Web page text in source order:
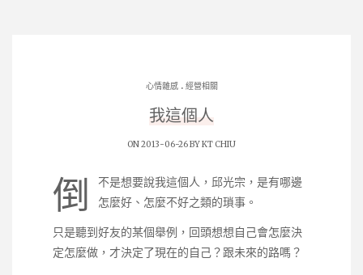
心情雜感. 經營相關
我這個人
ON 2013-06-26 BYKT CHIU
倒
不是想要說我這個人，邱光宗，是有哪邊
怎麼好、怎麼不好之類的瑣事。
只是聽到好友的某個舉例，回頭想想自己會怎麼決
定怎麼做，才決定了現在的自己？跟未來的路嗎？